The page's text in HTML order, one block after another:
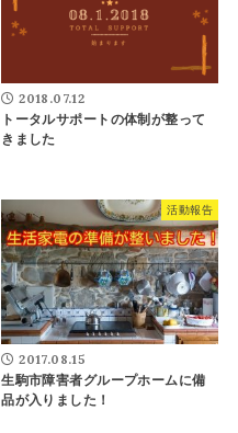
2018.07.12
トータルサポートの体制が整って
きました
活動報告
2017.08.15
生駒市障害者グループホームに備
品が入りました！